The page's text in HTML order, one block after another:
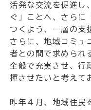
活発な交流を促進し
ぐ」ことへ、さらに
つくよう、一層の支
さらに、地域コミュ
者との間で求められ
全般で充実させ、行
揮させたいと考えて
昨年４月、地域住民